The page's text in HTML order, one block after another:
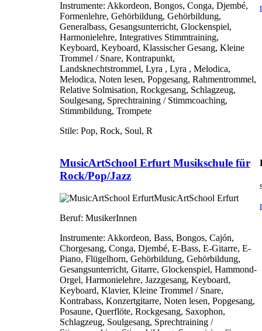
Instrumente: Akkordeon, Bongos, Conga, Djembé,
Formenlehre, Gehörbildung, Gehörbildung,
Generalbass, Gesangsunterricht, Glockenspiel,
Harmonielehre, Integratives Stimmtraining,
Keyboard, Keyboard, Klassischer Gesang, Kleine
Trommel / Snare, Kontrapunkt,
Landsknechtstrommel, Lyra , Lyra , Melodica,
Melodica, Noten lesen, Popgesang, Rahmentrommel,
Relative Solmisation, Rockgesang, Schlagzeug,
Soulgesang, Sprechtraining / Stimmcoaching,
Stimmbildung, Trompete
Stile: Pop, Rock, Soul, R
MusicArtSchool Erfurt Musikschule für
Rock/Pop/Jazz
MusicArtSchool Erfurt
Beruf: MusikerInnen
Instrumente: Akkordeon, Bass, Bongos, Cajón,
Chorgesang, Conga, Djembé, E-Bass, E-Gitarre, E-
Piano, Flügelhorn, Gehörbildung, Gehörbildung,
Gesangsunterricht, Gitarre, Glockenspiel, Hammond-
Orgel, Harmonielehre, Jazzgesang, Keyboard,
Keyboard, Klavier, Kleine Trommel / Snare,
Kontrabass, Konzertgitarre, Noten lesen, Popgesang,
Posaune, Querflöte, Rockgesang, Saxophon,
Schlagzeug, Soulgesang, Sprechtraining /